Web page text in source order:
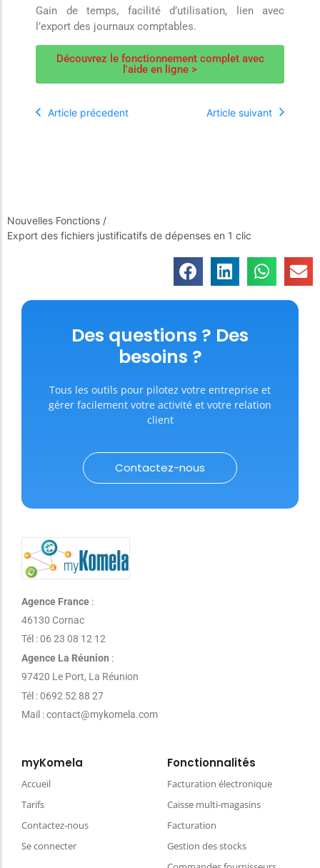
Gain de temps, facilité d’utilisation, lien avec
l’export des journaux comptables.
Découvrez le fonctionnement complet avec
l'aide en ligne >
Article précedent Article suivant
Nouvelles Fonctions /
Export des fichiers justificatifs de dépenses en 1 clic
Des questions ? Des
besoins ?
Tous les outils pour pilotez votre entreprise et
gérer facilement votre activité et votre relation
client
Contactez-nous
Agence France :
46130 Cornac
Tél : 06 23 08 12 12
Agence La Réunion :
97420 Le Port, La Réunion
Tél : 0692 52 88 27
Mail : contact@mykomela.com
myKomela
Accueil
Tarifs
Contactez-nous
Se connecter
Fonctionnalités
Facturation électronique
Caisse multi-magasins
Facturation
Gestion des stocks